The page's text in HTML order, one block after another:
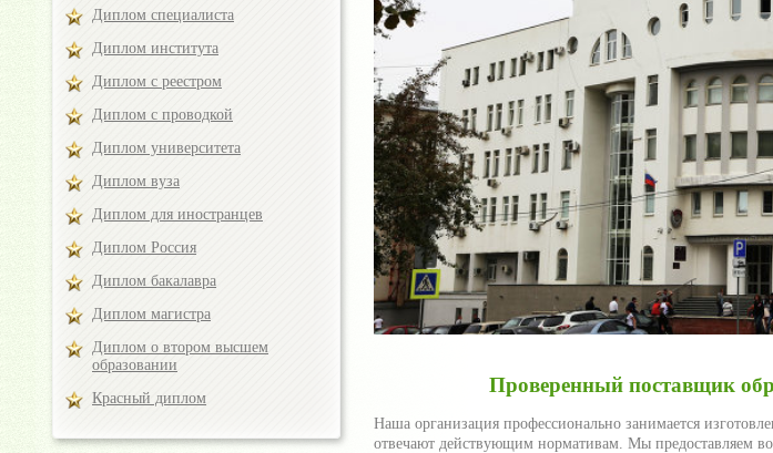
Проверенный поставщик
Наша организация профессионально занимается
отвечают действующим нормативам. Мы предоставляем
Диплом специалиста
Диплом института
Диплом с реестром
Диплом с проводкой
Диплом университета
Диплом вуза
Диплом для иностранцев
Диплом Россия
Диплом бакалавра
Диплом магистра
Диплом о втором высшем
образовании
Красный диплом